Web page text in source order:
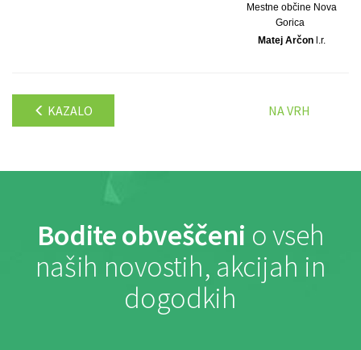
Mestne občine Nova
Gorica
Matej Arčonl.r.
KAZALO NA VRH
Bodite obveščeni o vseh
naših novostih, akcijah in
dogodkih